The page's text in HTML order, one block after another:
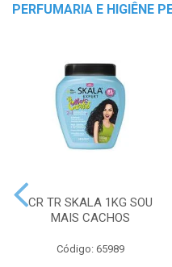
PERFUMARIA E HIGIÊNE
CR TR SKALA 1KG SOU
MAIS CACHOS
Código: 65989